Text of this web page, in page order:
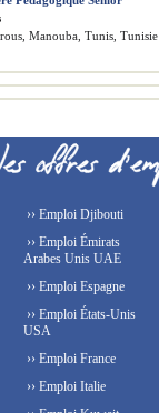
Manouba, Tunis, Tunisie
›› Emploi Djibouti
›› Emploi Émirats
Arabes Unis UAE
›› Emploi Espagne
›› Emploi États-Unis
USA
›› Emploi France
›› Emploi Italie